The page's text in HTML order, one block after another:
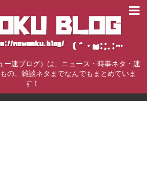
ー速ブログ）は、ニュース・時事ネタ・速
の、雑談ネタまでなんでもまとめていま
す！